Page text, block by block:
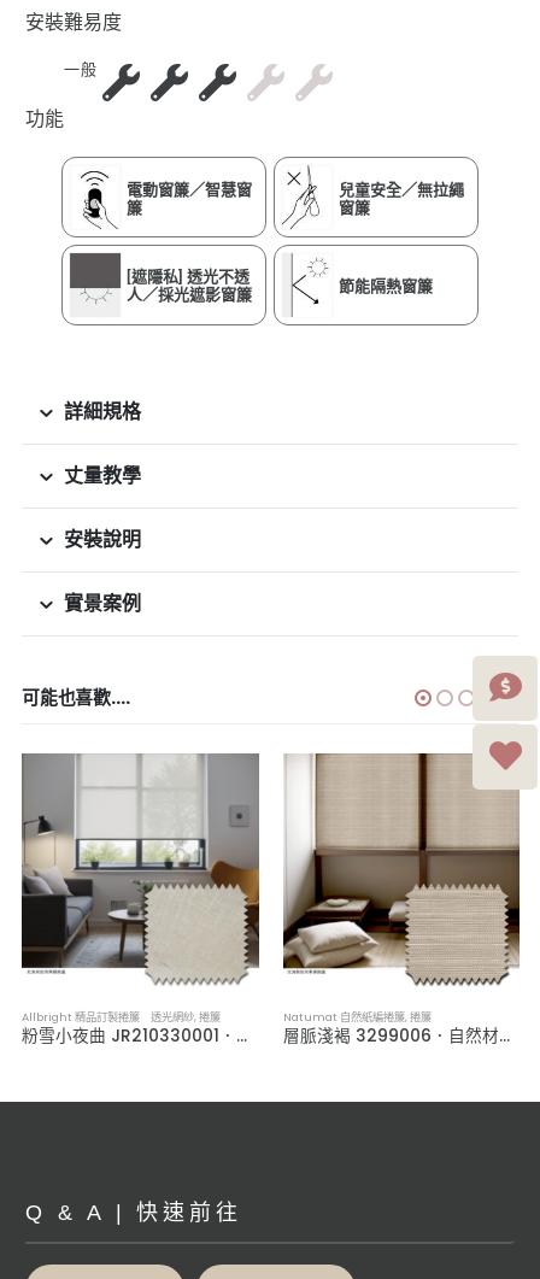
安裝難易度
一般
功能
電動窗簾／智慧窗
簾
兒童安全／無拉繩
窗簾
[遮隱私] 透光不透
人／採光遮影窗簾
節能隔熱窗簾
詳細規格
丈量教學
安裝說明
實景案例
可能也喜歡....
Allbright 精品訂製捲簾 透光網紗,捲簾
粉雪小夜曲 JR210330001．透光網紗捲簾
Natumat 自然紙編捲簾,捲簾
層脈淺褐 3299006．自然材編織捲簾
Q & A | 快速前往